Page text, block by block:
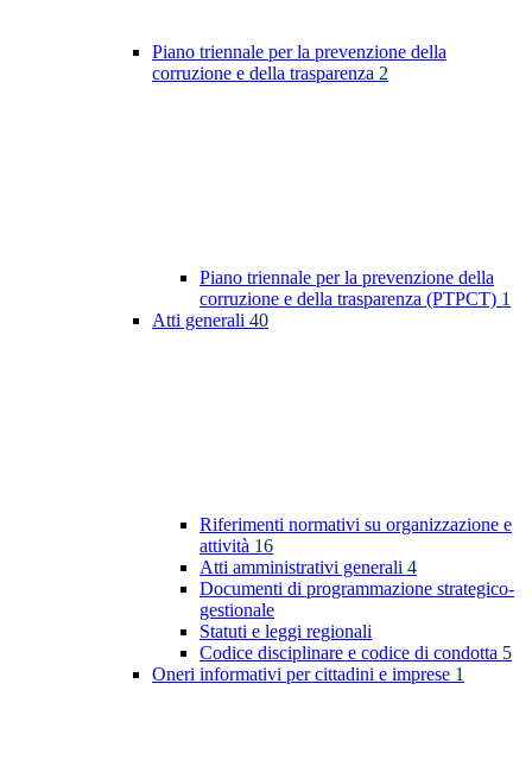
Piano triennale per la prevenzione della
corruzione e della trasparenza 2
Piano triennale per la prevenzione della
corruzione e della trasparenza (PTPCT) 1
Atti generali 40
Riferimenti normativi su organizzazione e
attività 16
Atti amministrativi generali 4
Documenti di programmazione strategico-
gestionale
Statuti e leggi regionali
Codice disciplinare e codice di condotta 5
Oneri informativi per cittadini e imprese 1